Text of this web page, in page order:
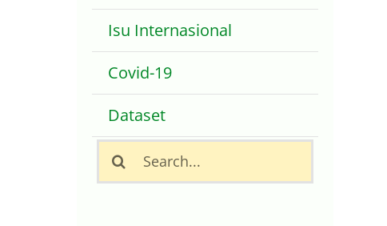
Isu Internasional
Covid-19
Dataset
Search
for: